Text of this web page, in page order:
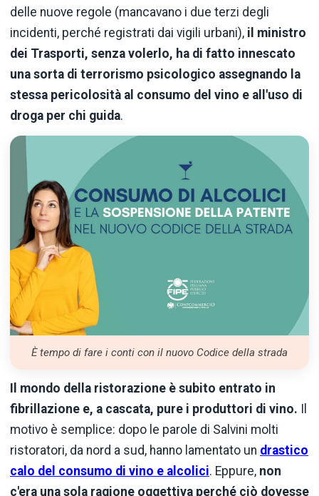
delle nuove regole (mancavano i due terzi degli
incidenti, perché registrati dai vigili urbani), il ministro
dei Trasporti, senza volerlo, ha di fatto innescato
una sorta di terrorismo psicologico assegnando la
stessa pericolosità al consumo del vino e all'uso di
droga per chi guida.
È tempo di fare i conti con il nuovo Codice della strada
Il mondo della ristorazione è subito entrato in
fibrillazione e, a cascata, pure i produttori di vino. Il
motivo è semplice: dopo le parole di Salvini molti
ristoratori, da nord a sud, hanno lamentato un drastico
calo del consumo di vino e alcolici. Eppure, non
c'era una sola ragione oggettiva perché ciò dovesse